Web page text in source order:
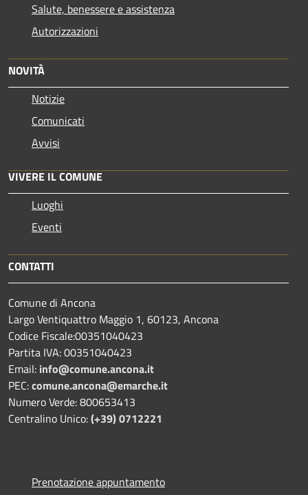
Salute, benessere e assistenza
Autorizzazioni
NOVITÀ
Notizie
Comunicati
Avvisi
VIVERE IL COMUNE
Luoghi
Eventi
CONTATTI
Comune di Ancona
Largo Ventiquattro Maggio 1, 60123, Ancona
Codice Fiscale:00351040423
Partita IVA: 00351040423
Email: info@comune.ancona.it
PEC:comune.ancona@emarche.it
Numero Verde: 800653413
Centralino Unico:(+39) 0712221
Prenotazione appuntamento